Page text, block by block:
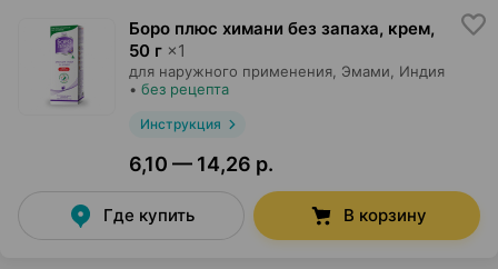
Боро плюс химани без запаха, крем,
50 г ×1
для наружного применения, Эмами, Индия
• без рецепта
Инструкция
6,10 — 14,26 р.
Где купить В корзину